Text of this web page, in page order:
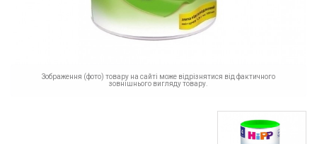
Зображення (фото) товару на сайті може відрізнятися від фактичного
зовнішнього вигляду товару.